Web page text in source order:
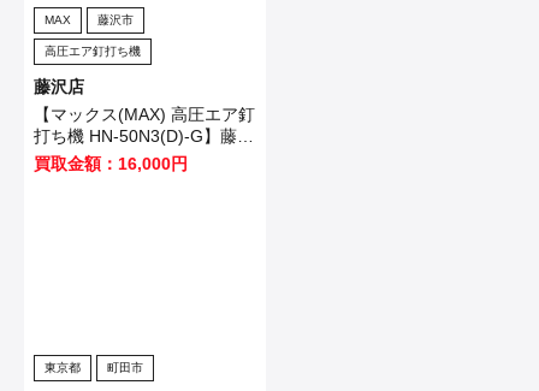
MAX 藤沢市
高圧エア釘打ち機
藤沢店
【マックス(MAX) 高圧エア釘
打ち機 HN-50N3(D)-G】藤沢
市のお客様から買取させてい
ただきました！
買取金額：16,000円
東京都 町田市